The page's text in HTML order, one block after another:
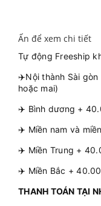
Ấn để xem chi tiết
Tự động Freeship
✈️Nội thành Sài
hoặc mai)
✈️ Bình dương +
✈️ Miền nam và
✈️ Miền Trung +
✈️ Miền Bắc +
THANH TOÁN TẠI